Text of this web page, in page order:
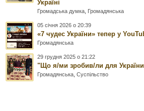
Україні
Громадська думка Громадянська
05 січня 2026 о 20:39
«7 чудес України» тепер у
Громадянська
29 грудня 2025 о 21:22
"Що я/ми зробив/ли для
Громадянська ,Суспільство